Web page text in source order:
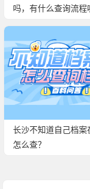
吗，有什么查询流程
长沙不知道自己档案
怎么查？